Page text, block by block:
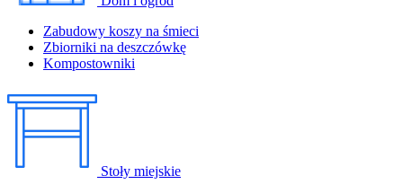
Zabudowy koszy na śmieci
Zbiorniki na deszczówkę
Kompostowniki
Stoły miejskie